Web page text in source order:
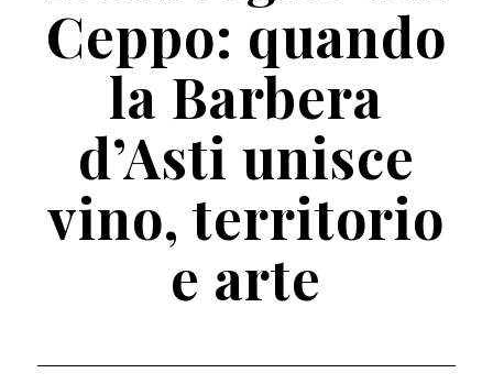
Ceppo: quando
la Barbera
d’Asti unisce
vino, territorio
e arte